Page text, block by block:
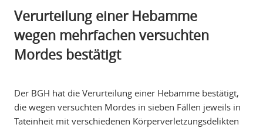
Verurteilung einer Hebamme
wegen mehrfachen versuchten
Mordes bestätigt
Der BGH hat die Verurteilung einer Hebamme bestätigt,
die wegen versuchten Mordes in sieben Fällen jeweils in
Tateinheit mit verschiedenen Körperverletzungsdelikten